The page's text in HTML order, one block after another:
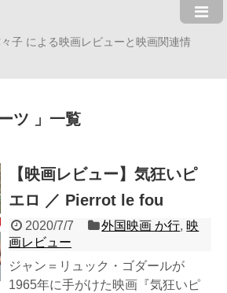
子 による映画レビューと映画関連情
ツ 一覧
【映画レビュー】気狂いピ
エロ ／ Pierrot le fou
2020/7/7 外国映画 か行, 映
画レビュー
ジャン＝リュック・ゴダールが
1965年に手がけた映画『気狂いピ